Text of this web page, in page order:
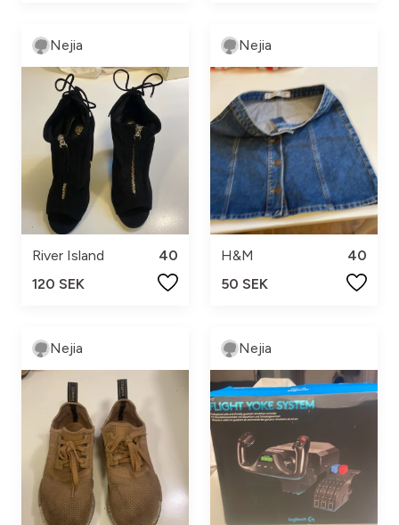
Nejia
River Island
40
120 SEK
Nejia
H&M
40
50 SEK
Nejia Nejia